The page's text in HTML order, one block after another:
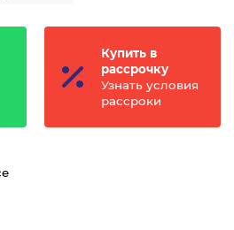
Купить в
рассрочку
Узнать условия
рассроки